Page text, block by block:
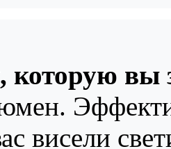
вы
висели